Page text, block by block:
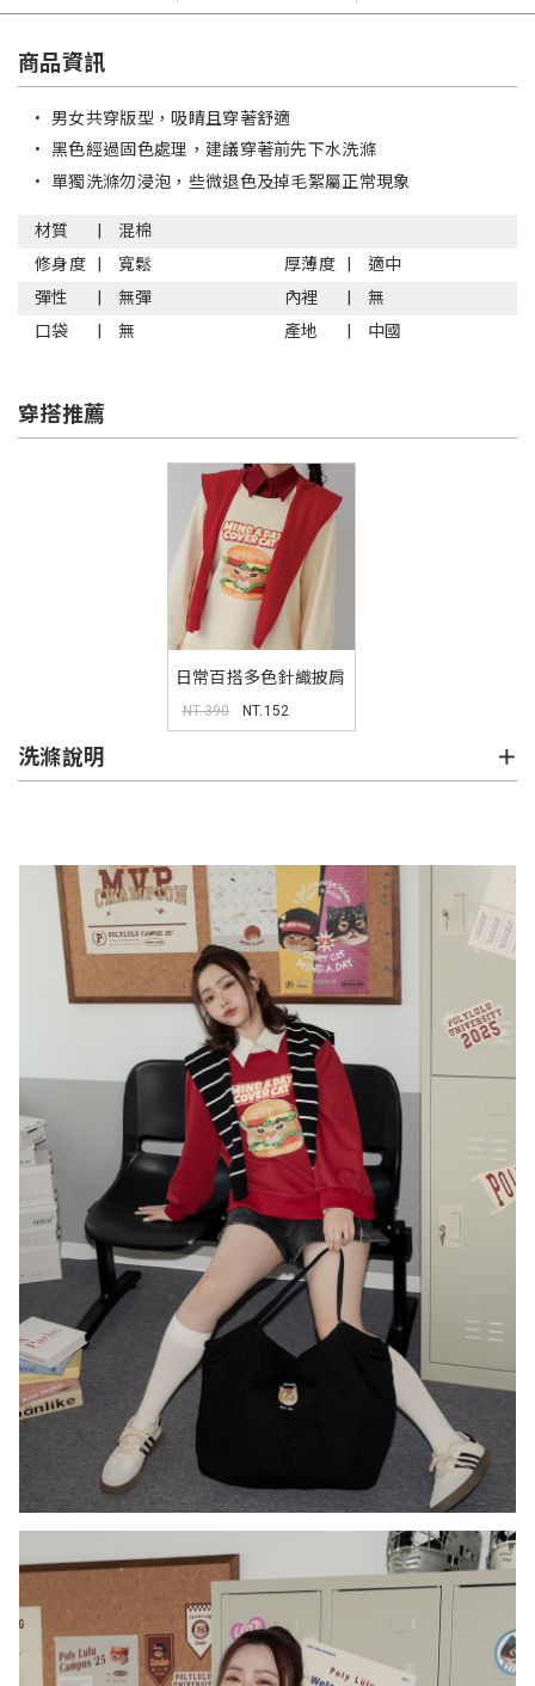
商品資訊
• 男女共穿版型，吸睛且穿著舒適
• 黑色經過固色處理，建議穿著前先下水洗滌
• 單獨洗滌勿浸泡，些微退色及掉毛絮屬正常現象
材質
混棉
修身度
寬鬆 厚薄度
適中
彈性
無彈 內裡
無
口袋
無 產地 中國
穿搭推薦
日常百搭多色針織披肩
NT.390 NT.152
洗滌說明